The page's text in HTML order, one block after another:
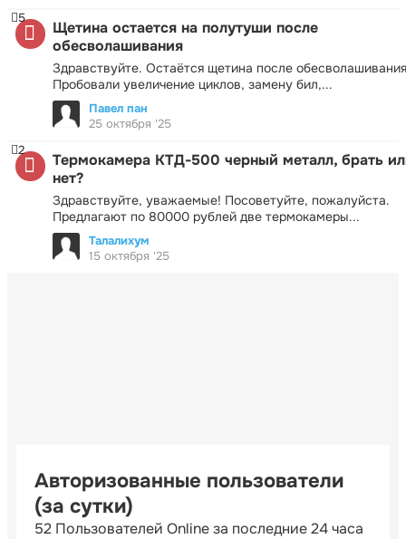
Щетина остается на полутуши после
обесволашивания
Здравствуйте. Остаётся щетина после
Пробовали увеличение циклов, замену бил,...
5
Павел пан
25 октября '25
Термокамера КТД-500 черный металл, брать
нет?
Здравствуйте, уважаемые! Посоветуйте, пожалуйста.
Предлагают по 80000 рублей две термокамеры...
2
Талалихум
15 октября '25
Авторизованные пользователи
(за сутки)
52 Пользователей Online за последние 24 часа